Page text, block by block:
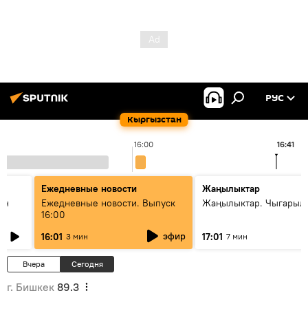
Кыргызстан
РУС
16:00 16:41
Ежедневные новости
Ежедневные новости. Выпуск
16:00
16:01 3 мин эфир
Жаңылыктар
Жаңылыктар.
17:01 7 мин
Вчера Сегодня
г. Бишкек 89.3